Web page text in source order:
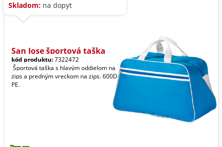
Skladom: na dopyt
San Jose športová taška
kód produktu:7322472
Športová taška s hlavým oddielom na
zips a predným vreckom na zips. 600D
PE.